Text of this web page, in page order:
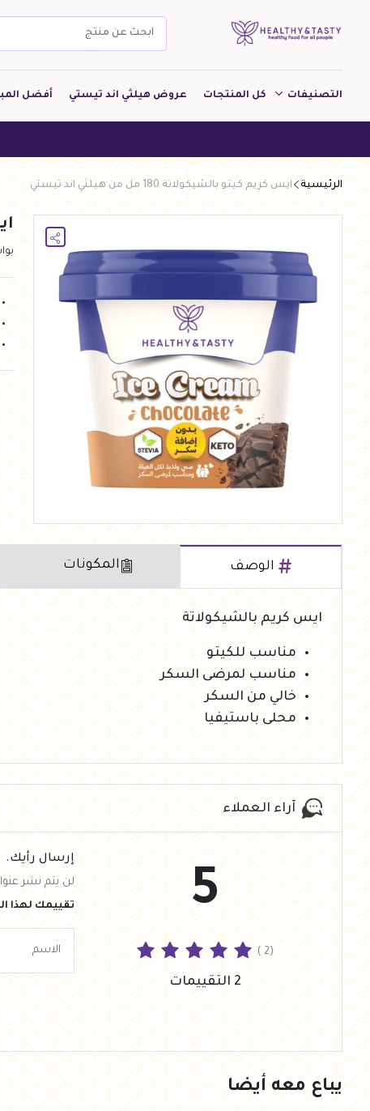
التصنيفات
مخبوزات
معجنات Pastry
ألبان
بارات طاقة
رايس كيك Rice cake
هيلثي كولا
كل المنتجات عروض هيلثي اند تيستي أفضل
الرئيسية ايس كريم كيتو بالشيكولاتة 180 مل من هيلثي اند تيستي
الوصف المكونات
ايس كريم بالشيكولاتة
مناسب للكيتو
مناسب لمرضى السكر
خالي من السكر
محلى باستيفيا
آراء العملاء
5
( 2)
2 التقييمات
إرسال رأيك.
لن يتم نشر
تقييمك لهذا
يباع معه أيضا